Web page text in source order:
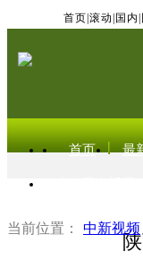
首页 滚动 国内
首页 最
当前位置： 中新视频